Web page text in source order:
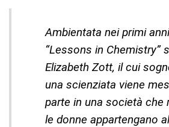
Ambientata nei primi anni
“Lessons in Chemistry”
Elizabeth Zott, il cui
una scienziata viene
parte in una società che
le donne appartengano